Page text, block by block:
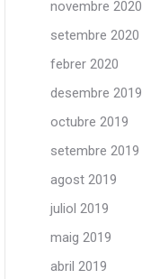
novembre 2020
setembre 2020
febrer 2020
desembre 2019
octubre 2019
setembre 2019
agost 2019
juliol 2019
maig 2019
abril 2019